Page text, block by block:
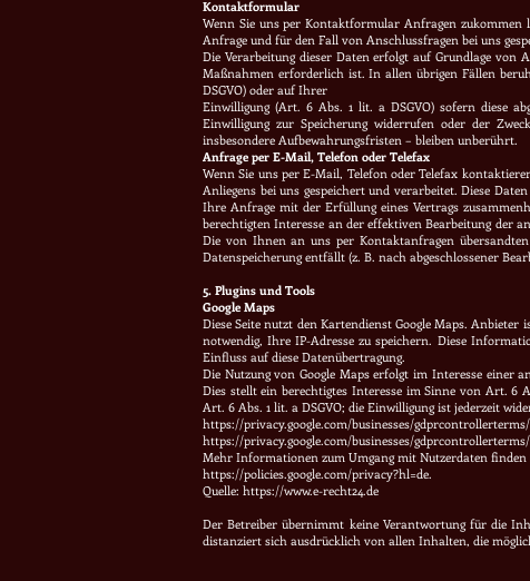
Kontaktformular
Wenn Sie uns per Kontaktformular Anfragen zukommen
Anfrage und für den Fall von Anschlussfragen bei uns
Die Verarbeitung dieser Daten erfolgt auf Grundlage
Maßnahmen erforderlich ist. In allen übrigen Fällen
DSGVO) oder auf Ihrer
Einwilligung (Art. 6 Abs. 1 lit. a DSGVO) sofern diese
Einwilligung zur Speicherung widerrufen oder der
insbesondere Aufbewahrungsfristen – bleiben unberührt.
Anfrage per E-Mail, Telefon oder Telefax
Wenn Sie uns per E-Mail, Telefon oder Telefax
Anliegens bei uns gespeichert und verarbeitet. Diese
Ihre Anfrage mit der Erfüllung eines Vertrags
berechtigten Interesse an der effektiven Bearbeitung der
Die von Ihnen an uns per Kontaktanfragen
Datenspeicherung entfällt (z. B. nach abgeschlossener
5. Plugins und Tools
Google Maps
Diese Seite nutzt den Kartendienst Google Maps. Anbieter
notwendig, Ihre IP-Adresse zu speichern. Diese
Einfluss auf diese Datenübertragung.
Die Nutzung von Google Maps erfolgt im Interesse einer
Dies stellt ein berechtigtes Interesse im Sinne von Art. 6
Art. 6 Abs. 1 lit. a DSGVO; die Einwilligung ist jederzeit
https://privacy.google.com/businesses/gdprcontrollerterms/
https://privacy.google.com/businesses/
Mehr Informationen zum Umgang mit Nutzerdaten finden
https://policies.google.com/privacy?hl=de.
Quelle: https://www.e-recht24.de
Der Betreiber übernimmt keine Verantwortung für die
distanziert sich ausdrücklich von allen Inhalten, die